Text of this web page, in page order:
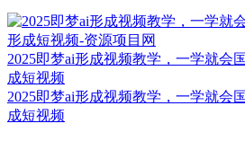
2025即梦ai形成视频教学，一学就会
成短视频
2025即梦ai形成视频教学，一学就会
成短视频